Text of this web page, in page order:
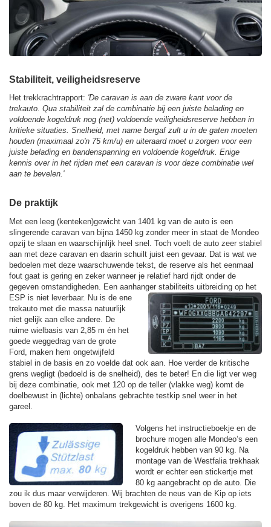
Stabiliteit, veiligheidsreserve
Het trekkrachtrapport: 'De caravan is aan de zware kant voor de
trekauto. Qua stabiliteit zal de combinatie bij een juiste belading en
voldoende kogeldruk nog (net) voldoende veiligheidsreserve hebben in
kritieke situaties. Snelheid, met name bergaf zult u in de gaten moeten
houden (maximaal zo'n 75 km/u) en uiteraard moet u zorgen voor een
juiste belading en bandenspanning en voldoende kogeldruk. Enige
kennis over in het rijden met een caravan is voor deze combinatie wel
aan te bevelen.'
De praktijk
Met een leeg (kenteken)gewicht van 1401 kg van de auto is een
slingerende caravan van bijna 1450 kg zonder meer in staat de Mondeo
opzij te slaan en waarschijnlijk heel snel. Toch voelt de auto zeer stabiel
aan met deze caravan en daarin schuilt juist een gevaar. Dat is wat we
bedoelen met deze waarschuwende tekst, de reserve als het eenmaal
fout gaat is gering en zeker wanneer je relatief hard rijdt onder de
gegeven omstandigheden. Een aanhanger stabiliteits uitbreiding op het
ESP is niet leverbaar. Nu is de ene
trekauto met die massa natuurlijk
niet gelijk aan elke andere. De
ruime wielbasis van 2,85 m én het
goede weggedrag van de grote
Ford, maken hem ongetwijfeld
stabiel in de basis en zo voelde dat ook aan. Hoe verder de kritische
grens wegligt (bedoeld is de snelheid), des te beter! En die ligt ver weg
bij deze combinatie, ook met 120 op de teller (vlakke weg) komt de
doelbewust in (lichte) onbalans gebrachte testkip snel weer in het
gareel.
Volgens het instructieboekje en de
brochure mogen alle Mondeo’s een
kogeldruk hebben van 90 kg. Na
montage van de Westfalia trekhaak
wordt er echter een stickertje met
80 kg aangebracht op de auto. Die
zou ik dus maar verwijderen. Wij brachten de neus van de Kip op iets
boven de 80 kg. Het maximum trekgewicht is overigens 1600 kg.